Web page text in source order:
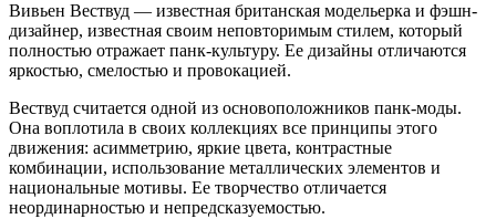
Вивьен Вествуд — известная британская модельерка и фэшн-
дизайнер, известная своим неповторимым стилем, который
полностью отражает панк-культуру. Ее дизайны отличаются
яркостью, смелостью и провокацией.
Вествуд считается одной из основоположников панк-моды.
Она воплотила в своих коллекциях все принципы этого
движения: асимметрию, яркие цвета, контрастные
комбинации, использование металлических элементов и
национальные мотивы. Ее творчество отличается
неординарностью и непредсказуемостью.